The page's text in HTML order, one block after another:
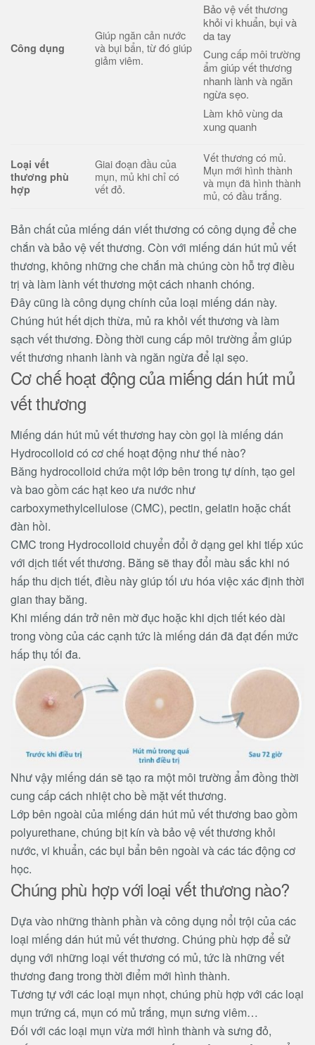
Công dụng
Giúp ngăn cản nước
và bụi bẩn, từ đó giúp
giảm viêm.
Bảo vệ vết thương
khỏi vi khuẩn, bụi và
da tay
Cung cấp môi trường
ẩm giúp vết thương
nhanh lành và ngăn
ngừa sẹo.
Làm khô vùng da
xung quanh
Loại vết
thương phù
hợp
Giai đoạn đầu của
mụn, mủ khi chỉ có
vết đỏ.
Vết thương có mủ.
Mụn mới hình thành
và mụn đã hình thành
mủ, có đầu trắng.
Bản chất của miếng dán viết thương có công dụng để che
chắn và bảo vệ vết thương. Còn với miếng dán hút mủ vết
thương, không những che chắn mà chúng còn hỗ trợ điều
trị và làm lành vết thương một cách nhanh chóng.
Đây cũng là công dụng chính của loại miếng dán này.
Chúng hút hết dịch thừa, mủ ra khỏi vết thương và làm
sạch vết thương. Đồng thời cung cấp môi trường ẩm giúp
vết thương nhanh lành và ngăn ngừa để lại sẹo.
Cơ chế hoạt động của miếng dán hút mủ
vết thương
Miếng dán hút mủ vết thương hay còn gọi là miếng dán
Hydrocolloid có cơ chế hoạt động như thế nào?
Băng hydrocolloid chứa một lớp bên trong tự dính, tạo gel
và bao gồm các hạt keo ưa nước như
carboxymethylcellulose (CMC), pectin, gelatin hoặc chất
đàn hồi.
CMC trong Hydrocolloid chuyển đổi ở dạng gel khi tiếp xúc
với dịch tiết vết thương. Băng sẽ thay đổi màu sắc khi nó
hấp thu dịch tiết, điều này giúp tối ưu hóa việc xác định thời
gian thay băng.
Khi miếng dán trở nên mờ đục hoặc khi dịch tiết kéo dài
trong vòng của các cạnh tức là miếng dán đã đạt đến mức
hấp thụ tối đa.
Như vậy miếng dán sẽ tạo ra một môi trường ẩm đồng thời
cung cấp cách nhiệt cho bề mặt vết thương.
Lớp bên ngoài của miếng dán hút mủ vết thương bao gồm
polyurethane, chúng bịt kín và bảo vệ vết thương khỏi
nước, vi khuẩn, các bụi bẩn bên ngoài và các tác động cơ
học.
Chúng phù hợp với loại vết thương nào?
Dựa vào những thành phần và công dụng nổi trội của các
loại miếng dán hút mủ vết thương. Chúng phù hợp để sử
dụng với những loại vết thương có mủ, tức là những vết
thương đang trong thời điểm mới hình thành.
Tương tự với các loại mụn nhọt, chúng phù hợp với các loại
mụn trứng cá, mụn có mủ trắng, mụn sưng viêm…
Đối với các loại mụn vừa mới hình thành và sưng đỏ,